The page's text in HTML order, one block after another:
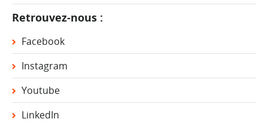
Retrouvez-nous :
Facebook
Instagram
Youtube
LinkedIn